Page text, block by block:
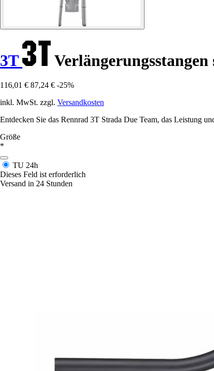
3T Verlängerungsstangen
116,01 € 87,24 € -25%
inkl. MwSt. zzgl. Versandkosten
Entdecken Sie das Rennrad 3T Strada Due Team, das Leistung
Größe
*
TU 24h
Dieses Feld ist erforderlich
Versand in 24 Stunden